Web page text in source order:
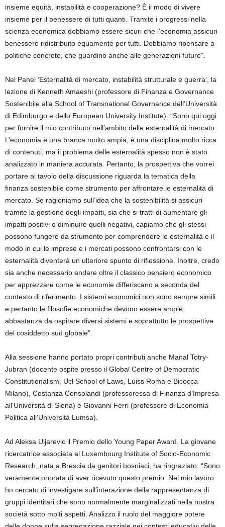
insieme equità, instabilità e cooperazione? È il modo di vivere
insieme per il benessere di tutti quanti. Tramite i progressi nella
scienza economica dobbiamo essere sicuri che l’economia assicuri
benessere ridistribuito equamente per tutti. Dobbiamo ripensare a
politiche concrete, che guardino anche alle generazioni future”.
Nel Panel ‘Esternalità di mercato, instabilità strutturale e guerra’, la
lezione di Kenneth Amaeshi (professore di Finanza e Governance
Sostenibile alla School of Transnational Governance dell’Università
di Edimburgo e dello European University Institute): “Sono qui oggi
per fornire il mio contributo nell’ambito delle esternalità di mercato.
L’economia è una branca molto ampia, è una disciplina molto ricca
di contenuti, ma il problema delle esternalità spesso non è stato
analizzato in maniera accurata. Pertanto, la prospettiva che vorrei
portare al tavolo della discussione riguarda la tematica della
finanza sostenibile come strumento per affrontare le esternalità di
mercato. Se ragioniamo sull’idea che la sostenibilità si assicuri
tramite la gestione degli impatti, sia che si tratti di aumentare gli
impatti positivi o diminuire quelli negativi, capiamo che gli stessi
possono fungere da strumento per comprendere le esternalità e il
modo in cui le imprese e i mercati possono confrontarsi con le
esternalità diventerà un ulteriore spunto di riflessione. Inoltre, credo
sia anche necessario andare oltre il classico pensiero economico
per apprezzare come le economie differiscano a seconda del
contesto di riferimento. I sistemi economici non sono sempre simili
e pertanto le filosofie economiche devono essere ampie
abbastanza da ospitare diversi sistemi e soprattutto le prospettive
del cosiddetto sud globale”.
Alla sessione hanno portato propri contributi anche Manal Totry-
Jubran (docente ospite presso il Global Centre of Democratic
Constitutionalism, Ucl School of Laws, Luiss Roma e Bicocca
Milano), Costanza Consolandi (professoressa di Finanza d’Impresa
all’Università di Siena) e Giovanni Ferri (professore di Economia
Politica all’Università Lumsa).
Ad Aleksa Uljarevic il Premio dello Young Paper Award. La giovane
ricercatrice associata al Luxembourg Institute of Socio-Economic
Research, nata a Brescia da genitori bosniaci, ha ringraziato: “Sono
veramente onorata di aver ricevuto questo premio. Nel mio lavoro
ho cercato di investigare sull’interazione della rappresentanza di
gruppi identitari che sono normalmente marginalizzati nella nostra
società sotto molti aspetti. Analizzo il ruolo del maggiore potere